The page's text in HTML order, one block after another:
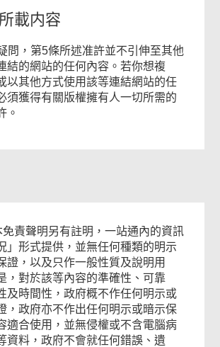
載内容
問，第5條所述准許並不引伸至其他
結的網站的任何內容。若你想複
以其他方式使用該等連結網站的任
須獲得有關版權擁有人一切所需的
。
免責聲明另有註明，一站通內的資訊
」形式提供，並無任何種類的明示
證，以及只作一般性質及說明用
，對於該等內容的準確性、可靠
及時間性，政府概不作任何明示或
，政府亦不作出任何明示或暗示保
適合使用，並無侵權或不含電腦病
資料，政府不會就任何錯誤、遺